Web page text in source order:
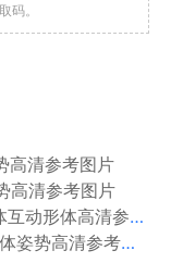
码。
高清参考图片
高清参考图片
形体高清参考图片
势高清参考图片